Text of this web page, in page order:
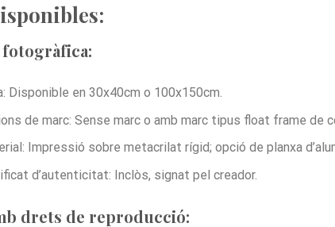
Disponible en 30x40cm o 100x150cm.
de marc: Sense marc o amb marc tipus float frame de
Impressió sobre metacrilat rígid; opció de planxa
d’autenticitat: Inclòs, signat pel creador.
drets de reproducció: